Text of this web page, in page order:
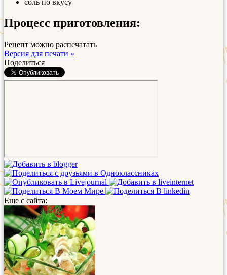
Процесс приготовления:
Рецепт можно распечатать
Версия для печати »
Поделиться
Еще с сайта: